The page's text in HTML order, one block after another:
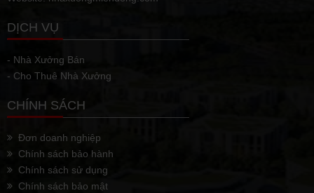
DỊCH VỤ
- Nhà Xưởng Bán
- Cho Thuê Nhà Xưởng
CHÍNH SÁCH
Đơn doanh nghiệp
Chính sách bảo hành
Chính sách sử dụng
Chính sách bảo mật